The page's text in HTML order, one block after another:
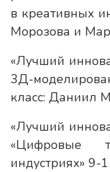
в креативных
Морозова и
«Лучший
3Д-
класс: Даниил
«Лучший
«Цифровые
индустриях»